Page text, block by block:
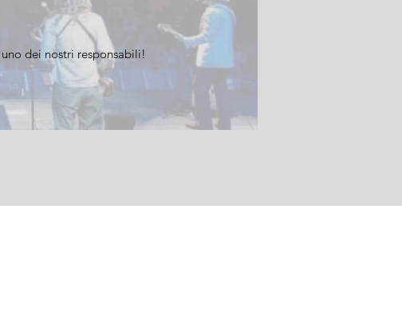
dei nostri responsabili!